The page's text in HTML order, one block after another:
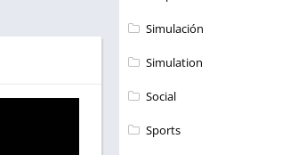
Simulación
Simulation
Social
Sports